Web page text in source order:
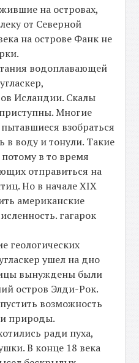
на островах,
от Северной
на острове Фанк не
водоплавающей
Исландии. Скалы
Многие
взобраться
в воду и тонули. Такие
в то время
отправиться на
Но в начале XIX
американские
гагарок
геологических
ушел на дно
вынуждены были
остров Элди-Рок.
возможность
природы.
ради пуха,
В конце 18 века